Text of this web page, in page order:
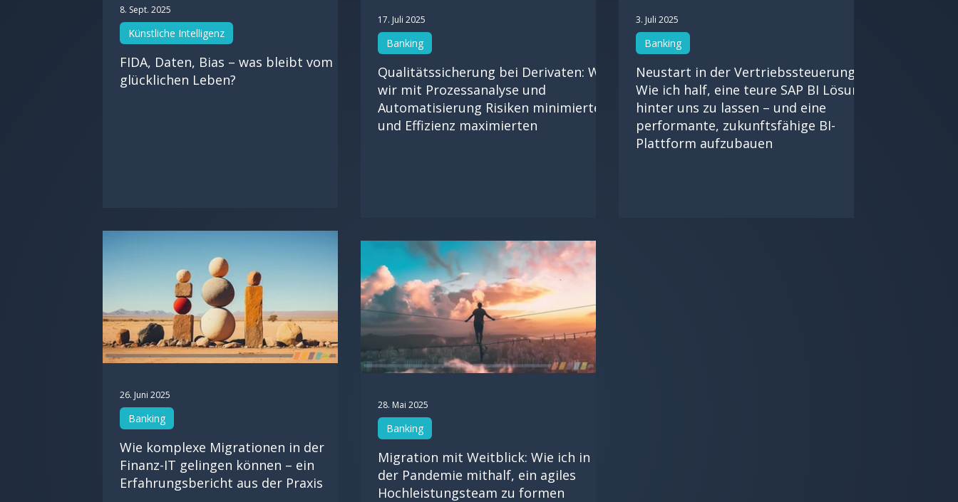
FIDA, Daten, Bias – was bleibt vom
glücklichen Leben?
Künstliche Intelligenz
8. Sept. 2025
Qualitätssicherung bei Derivaten: Wie
wir mit Prozessanalyse und
Automatisierung Risiken minimierten
und Effizienz maximierten
Banking
17. Juli 2025
Neustart in der Vertriebssteuerung:
Wie ich half, eine teure SAP BI Lösung
hinter uns zu lassen – und eine
performante, zukunftsfähige BI-
Plattform aufzubauen
Banking
3. Juli 2025
Wie komplexe Migrationen in der
Finanz-IT gelingen können – ein
Erfahrungsbericht aus der Praxis
Banking
26. Juni 2025
Migration mit Weitblick: Wie ich in
der Pandemie mithalf, ein agiles
Hochleistungsteam zu formen
Banking
28. Mai 2025